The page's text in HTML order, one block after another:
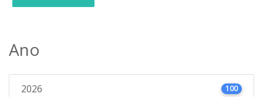
Ano
2026 100